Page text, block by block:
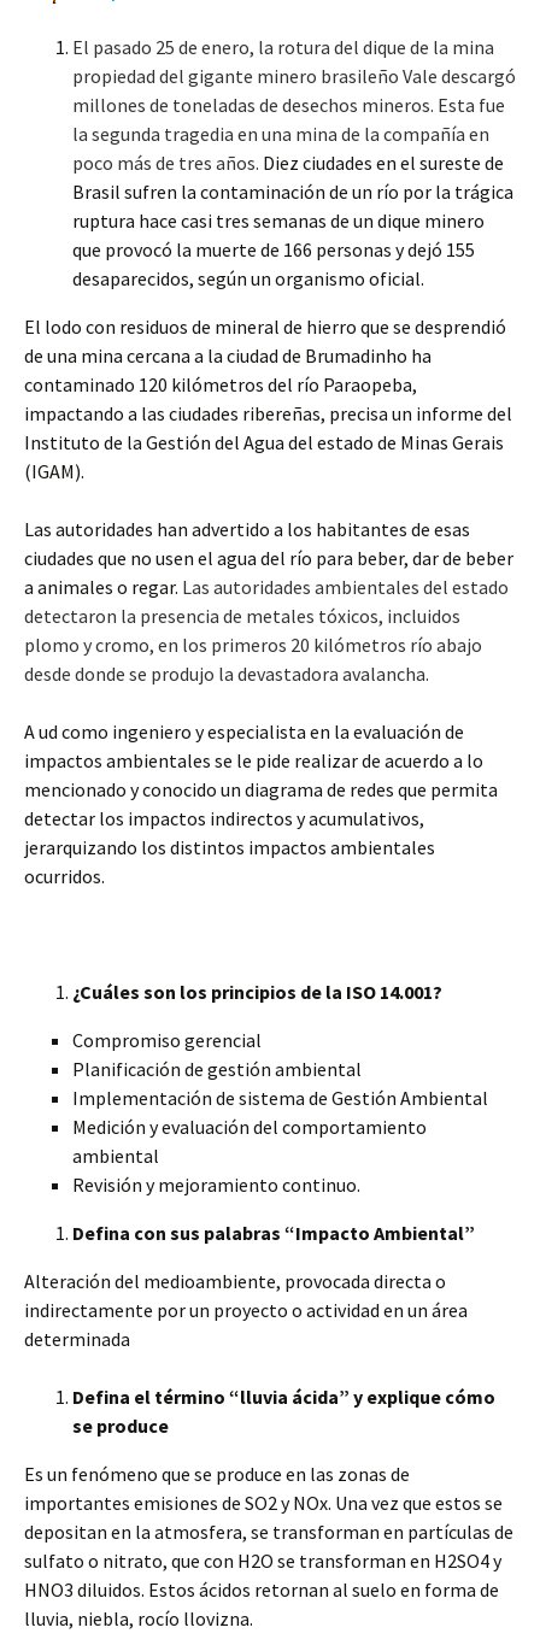
El pasado 25 de enero, la rotura del dique de la mina
propiedad del gigante minero brasileño Vale descargó
millones de toneladas de desechos mineros. Esta fue
la segunda tragedia en una mina de la compañía en
poco más de tres años. Diez ciudades en el sureste de
Brasil sufren la contaminación de un río por la trágica
ruptura hace casi tres semanas de un dique minero
que provocó la muerte de 166 personas y dejó 155
desaparecidos, según un organismo oficial.
El lodo con residuos de mineral de hierro que se desprendió
de una mina cercana a la ciudad de Brumadinho ha
contaminado 120 kilómetros del río Paraopeba,
impactando a las ciudades ribereñas, precisa un informe del
Instituto de la Gestión del Agua del estado de Minas Gerais
(IGAM).
Las autoridades han advertido a los habitantes de esas
ciudades que no usen el agua del río para beber, dar de beber
a animales o regar. Las autoridades ambientales del estado
detectaron la presencia de metales tóxicos, incluidos
plomo y cromo, en los primeros 20 kilómetros río abajo
desde donde se produjo la devastadora avalancha.
A ud como ingeniero y especialista en la evaluación de
impactos ambientales se le pide realizar de acuerdo a lo
mencionado y conocido un diagrama de redes que permita
detectar los impactos indirectos y acumulativos,
jerarquizando los distintos impactos ambientales
ocurridos.
¿Cuáles son los principios de la ISO 14.001?
Compromiso gerencial
Planificación de gestión ambiental
Implementación de sistema de Gestión Ambiental
Medición y evaluación del comportamiento
ambiental
Revisión y mejoramiento continuo.
Defina con sus palabras “Impacto Ambiental”
Alteración del medioambiente, provocada directa o
indirectamente por un proyecto o actividad en un área
determinada
Defina el término “lluvia ácida” y explique cómo
se produce
Es un fenómeno que se produce en las zonas de
importantes emisiones de SO2 y NOx. Una vez que estos se
depositan en la atmosfera, se transforman en partículas de
sulfato o nitrato, que con H2O se transforman en H2SO4 y
HNO3 diluidos. Estos ácidos retornan al suelo en forma de
lluvia, niebla, rocío llovizna.